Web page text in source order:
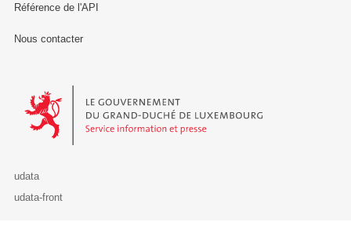
Référence de l'API
Nous contacter
Le Gouvernement du Grand-Duché de Luxembourg - Service
udata
udata-front